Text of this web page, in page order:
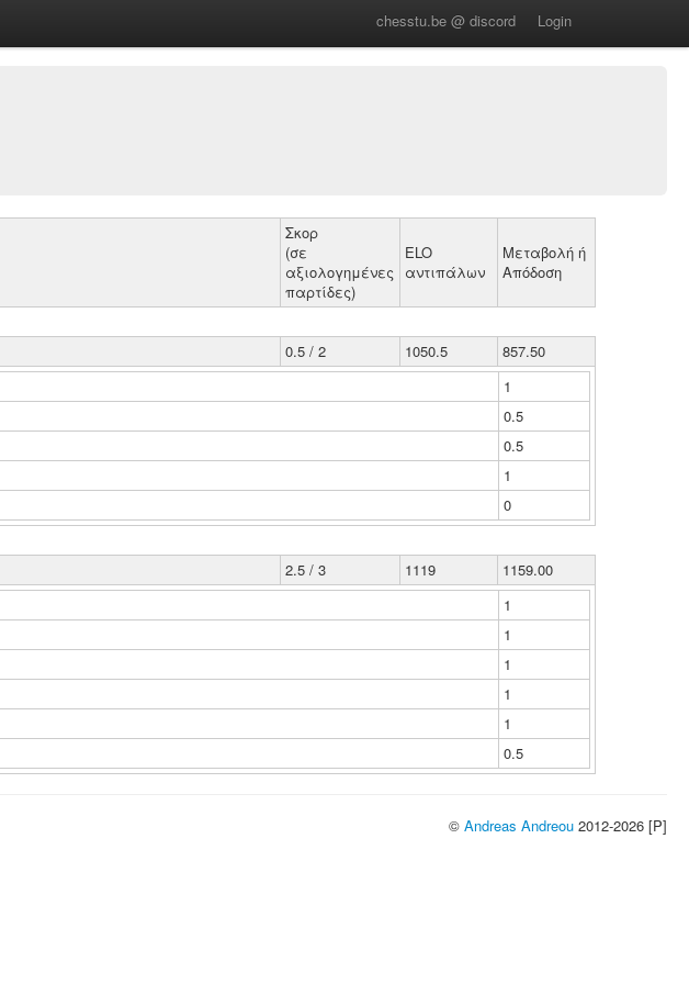
chesstu.be @ discord Login
Σκορ
(σε
αξιολογημένες
παρτίδες)
ELO
αντιπάλων
Μεταβολή ή
Απόδοση
0.5 / 2 1050.5
857.50
1
0.5
0.5
1
0
2.5 / 3 1119
1159.00
1
1
1
1
1
0.5
© Andreas Andreou 2012-2026 [P]